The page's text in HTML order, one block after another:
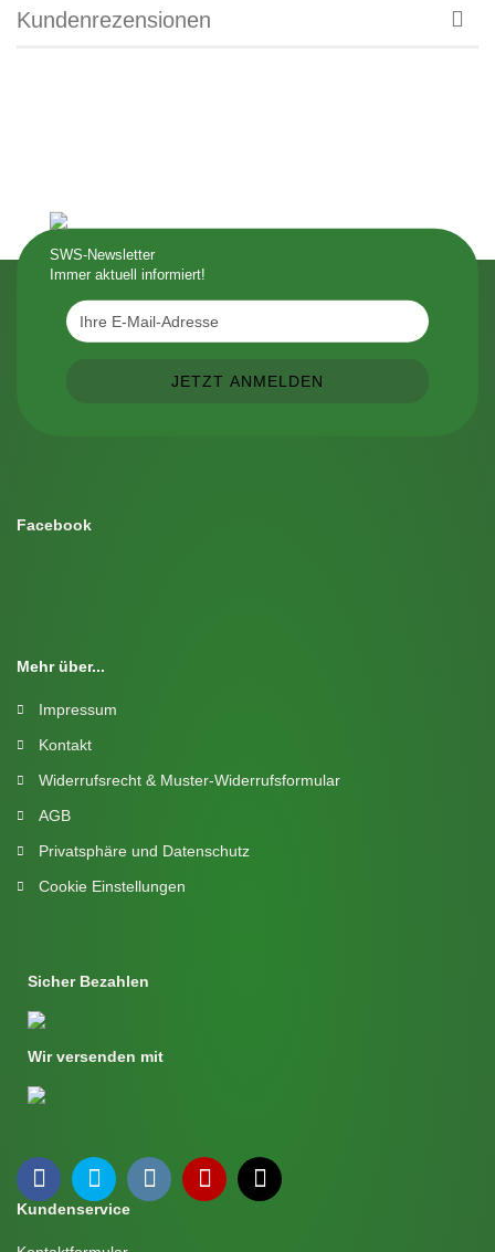
Kundenrezensionen
SWS-Newsletter
Immer aktuell informiert!
Facebook
Mehr über...
Impressum
Kontakt
Widerrufsrecht & Muster-Widerrufsformular
AGB
Privatsphäre und Datenschutz
Cookie Einstellungen
Sicher Bezahlen
Wir versenden mit
Kundenservice